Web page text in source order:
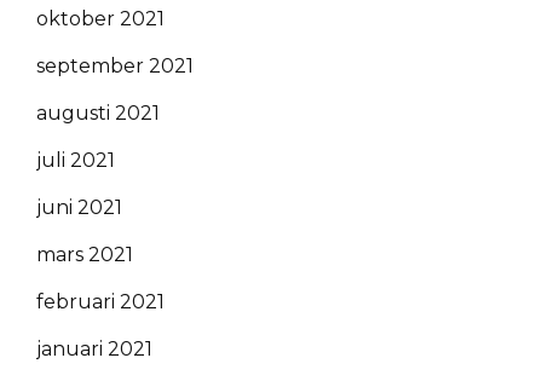
oktober 2021
september 2021
augusti 2021
juli 2021
juni 2021
mars 2021
februari 2021
januari 2021